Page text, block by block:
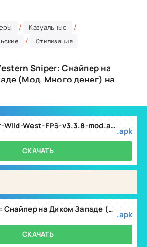
/ Казуальные /
/ Стилизация
Sniper: Снайпер на
(Мод, Много денег) на
Western-Sniper-Wild-West-FPS-v3.3.8-mod.apk.apk
СКАЧАТЬ
Western Sniper: Снайпер на Диком Западе (Мод, Много денег) v3.4.4 .apk
СКАЧАТЬ